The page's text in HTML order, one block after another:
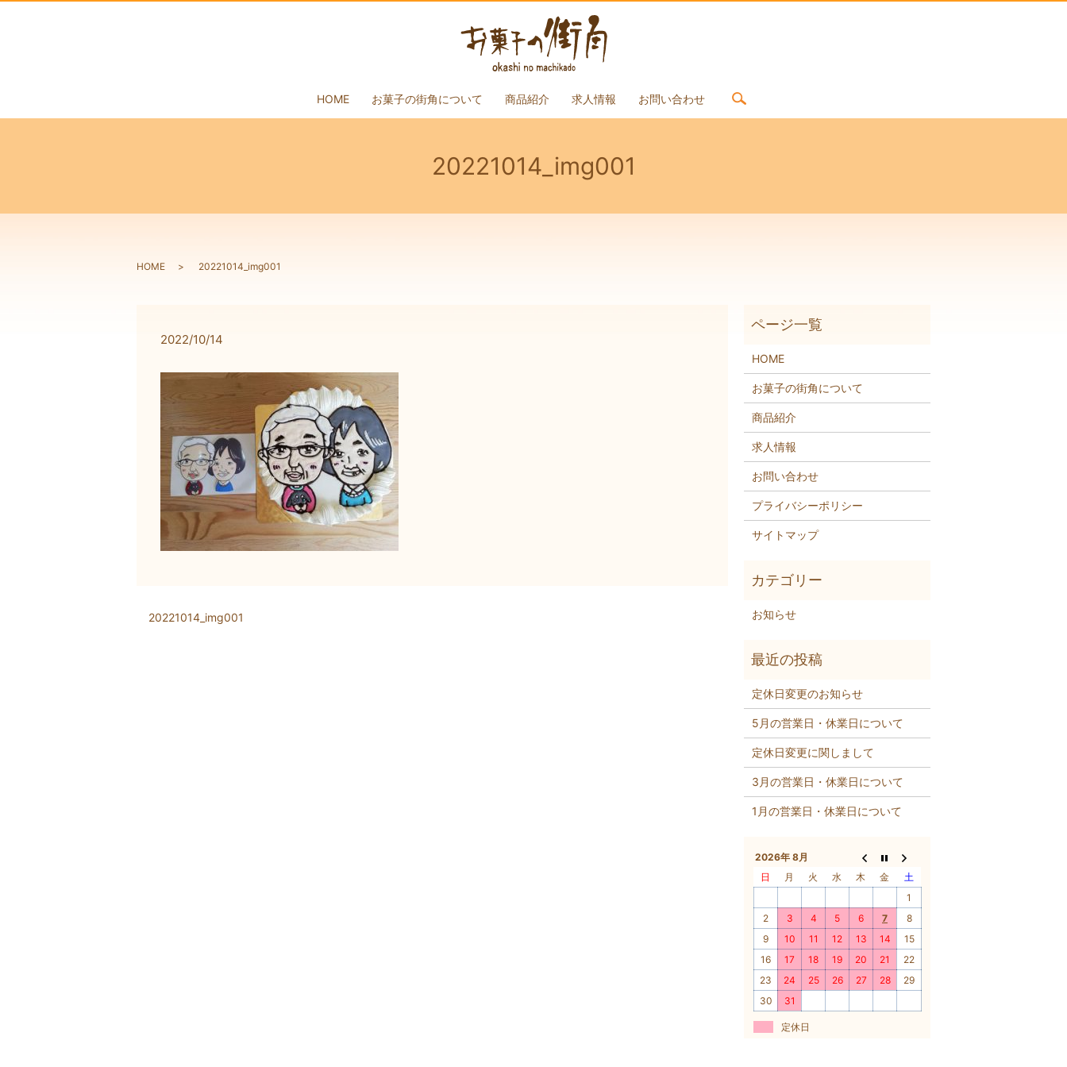
HOME お菓子の街角について 商品紹介 求人情報 お問い合わせ
20221014_img001
HOME 20221014_img001
2022/10/14
20221014_img001
HOME
お菓子の街角について
商品紹介
求人情報
お問い合わせ
プライバシーポリシー
サイトマップ
お知らせ
定休日変更のお知らせ
5月の営業日・休業日について
定休日変更に関しまして
3月の営業日・休業日について
1月の営業日・休業日について
2026年 8月
日
月 火 水 木 金
土
1
2
3 4 5 6 7
8
9
10 11 12 13 14
15
16
17 18 19 20 21
22
23
24 25 26 27 28
29
30
31
定休日